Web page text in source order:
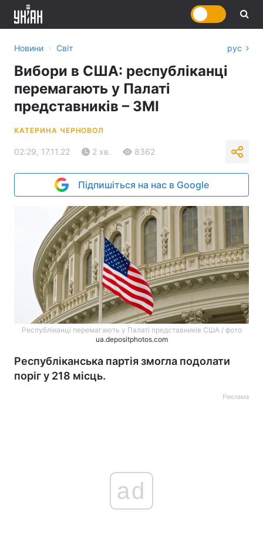
Новини › Світ рус
Вибори в США: республіканці
перемагають у Палаті
представників – ЗМІ
КАТЕРИНА ЧЕРНОВОЛ
02:29, 17.11.22 2 хв. 8362
Підпишіться на нас в Google
Республіканці перемагають у Палаті представників США / фото
ua.depositphotos.com
Республіканська партія змогла подолати
поріг у 218 місць.
Реклама
ad